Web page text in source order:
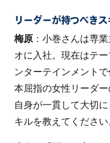
リーダーが持つべき
梅原 ：小巻さんは専
オに入社。現在はテ
ンターテインメント
本屈指の女性リーダ
自身が一貫して大切
キルを教えてください